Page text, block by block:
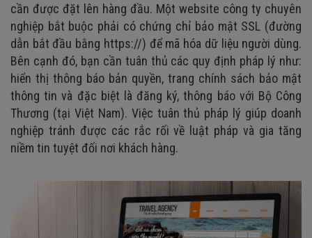
cần được đặt lên hàng đầu. Một website công ty chuyên
nghiệp bắt buộc phải có chứng chỉ bảo mật SSL (đường
dẫn bắt đầu bằng https://) để mã hóa dữ liệu người dùng.
Bên cạnh đó, bạn cần tuân thủ các quy định pháp lý như:
hiển thị thông báo bản quyền, trang chính sách bảo mật
thông tin và đặc biệt là đăng ký, thông báo với Bộ Công
Thương (tại Việt Nam). Việc tuân thủ pháp lý giúp doanh
nghiệp tránh được các rắc rối về luật pháp và gia tăng
niềm tin tuyệt đối nơi khách hàng.